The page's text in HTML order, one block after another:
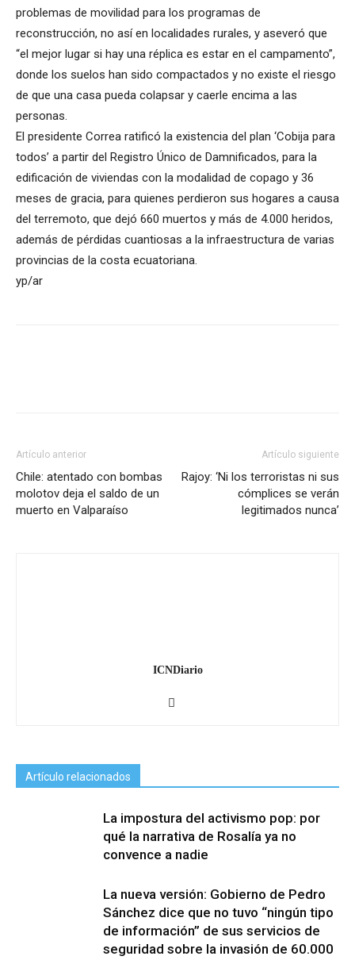
problemas de movilidad para los programas de
reconstrucción, no así en localidades rurales, y aseveró que
“el mejor lugar si hay una réplica es estar en el campamento”,
donde los suelos han sido compactados y no existe el riesgo
de que una casa pueda colapsar y caerle encima a las
personas.
El presidente Correa ratificó la existencia del plan ‘Cobija para
todos’ a partir del Registro Único de Damnificados, para la
edificación de viviendas con la modalidad de copago y 36
meses de gracia, para quienes perdieron sus hogares a causa
del terremoto, que dejó 660 muertos y más de 4.000 heridos,
además de pérdidas cuantiosas a la infraestructura de varias
provincias de la costa ecuatoriana.
yp/ar
Artículo anterior
Chile: atentado con bombas
molotov deja el saldo de un
muerto en Valparaíso
Artículo siguiente
Rajoy: ‘Ni los terroristas ni sus
cómplices se verán
legitimados nunca’
ICNDiario
Artículo relacionados
La impostura del activismo pop: por
qué la narrativa de Rosalía ya no
convence a nadie
La nueva versión: Gobierno de Pedro
Sánchez dice que no tuvo “ningún tipo
de información” de sus servicios de
seguridad sobre la invasión de 60.000